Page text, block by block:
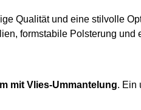
Qualität und eine stilvolle
formstabile Polsterung und
mit Vlies-Ummantelung. Ein